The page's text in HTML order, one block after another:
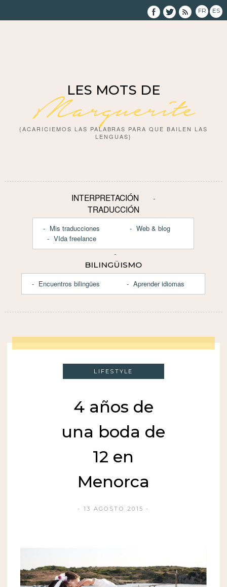
FR ES
LES MOTS DE
Marguerite
{ACARICIEMOS LAS PALABRAS PARA QUE BAILEN LAS
LENGUAS}
INTERPRETACIÓN
TRADUCCIÓN
Mis traducciones
VIda freelance
Web & blog
BILINGÜISMO
Encuentros bilingües
Aprender idiomas
LIFESTYLE
4 años de
una boda de
12 en
Menorca
13 AGOSTO 2015